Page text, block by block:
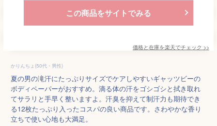
この商品をサイトでみる
価格と在庫を楽天でチェック >>
かりんちょ(50代・男性)
夏の男の滝汗にたっぷりサイズでケアしやすいギャッツビーの
ボディペーパーがおすすめ。滴る体の汗をゴシゴシと拭き取れ
てサラリと手早く整いますよ。汗臭を抑えて制汗力も期待でき
る12枚たっぷり入ったコスパの良い商品です。さわやかな香り
立ちで使い心地も大満足。